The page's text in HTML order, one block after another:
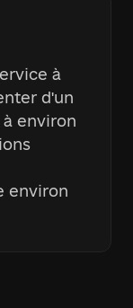
à
d'un
environ
environ